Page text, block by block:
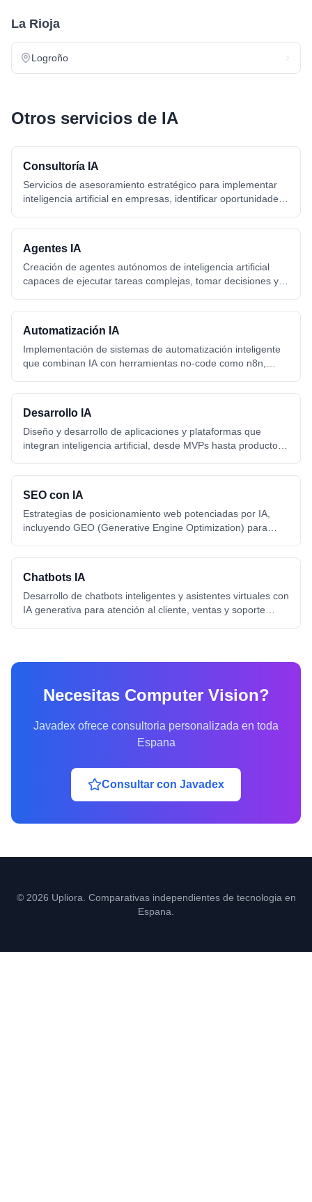
La Rioja
Logroño
Otros servicios de IA
Consultoría IA
Servicios de asesoramiento estratégico para implementar
inteligencia artificial en empresas, identificar oportunidades
transformación digital con IA.
Agentes IA
Creación de agentes autónomos de inteligencia artificial
capaces de ejecutar tareas complejas, tomar decisiones y
humana.
Automatización IA
Implementación de sistemas de automatización inteligente
que combinan IA con herramientas no-code como n8n,
Desarrollo IA
Diseño y desarrollo de aplicaciones y plataformas que
integran inteligencia artificial, desde MVPs hasta productos
SEO con IA
Estrategias de posicionamiento web potenciadas por IA,
incluyendo GEO (Generative Engine Optimization) para
de IA.
Chatbots IA
Desarrollo de chatbots inteligentes y asistentes virtuales con
IA generativa para atención al cliente, ventas y soporte
Necesitas Computer Vision?
Javadex ofrece consultoria personalizada en toda
Espana
Consultar con Javadex
© 2026 Upliora. Comparativas independientes de tecnologia en
Espana.